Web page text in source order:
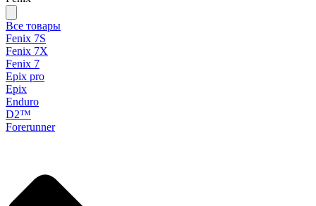
Все товары
Fenix 7S
Fenix 7X
Fenix 7
Epix pro
Epix
Enduro
D2™
Forerunner